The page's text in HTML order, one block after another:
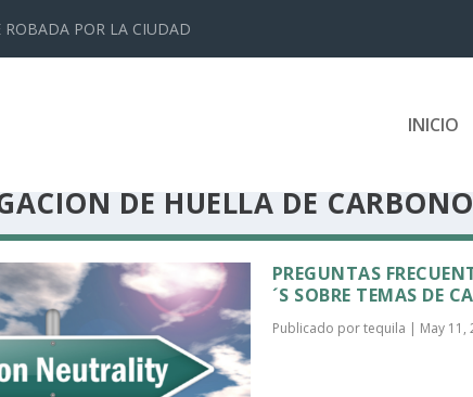
ROBADA POR LA CIUDAD
INICIO
DE HUELLA DE CARBONO
PREGUNTAS
´S SOBRE TEMAS DE
Publicado portequila | May 11,